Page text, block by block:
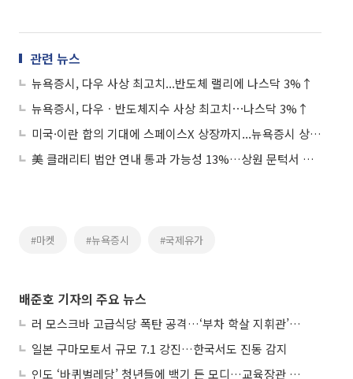
관련 뉴스
뉴욕증시, 다우 사상 최고치...반도체 랠리에 나스닥 3%↑
뉴욕증시, 다우ㆍ반도체지수 사상 최고치⋯나스닥 3%↑
미국·이란 합의 기대에 스페이스X 상장까지...뉴욕증시 상승 마감
美 클래리티 법안 연내 통과 가능성 13%…상원 문턱서 제동
#마켓 #뉴욕증시 #국제유가
배준호 기자의 주요 뉴스
러 모스크바 고급식당 폭탄 공격…‘부차 학살 지휘관’ 노렸나
일본 구마모토서 규모 7.1 강진…한국서도 진동 감지
인도 ‘바퀴벌레당’ 청년들에 백기 든 모디…교육장관 사퇴